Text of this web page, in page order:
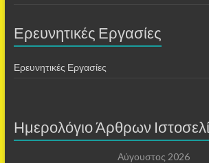
Ερευνητικές Εργασίες
Ερευνητικές Εργασίες
Ημερολόγιο Άρθρων
Αύγουστος 2026